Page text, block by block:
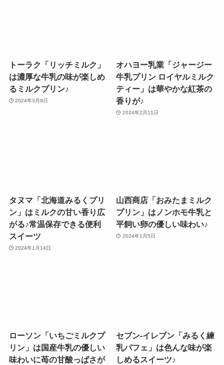
トーラク「リッチミルク」
は濃厚な牛乳の味が楽しめ
るミルクプリン♪
2024年3月9日
オハヨー乳業「ジャージー
牛乳プリン ロイヤルミルク
ティー」は華やかな紅茶の
香りが♪
2024年2月11日
タヌマ「北海道みるくプリ
ン」はミルクの甘い香り広
がる♪常温保存できる便利
スイーツ
2024年1月14日
山西商店「おみたまミルク
プリン」はノンホモ牛乳と
平飼い卵の優しい味わい♪
2024年1月5日
ローソン「いちごミルクプ
リン」は国産牛乳の優しい
味わいに苺の甘酸っぱさが
セブン-イレブン「みるく練
乳パフェ」は色んな味が楽
しめるスイーツ♪